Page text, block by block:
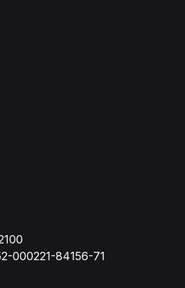
000221-84156-71